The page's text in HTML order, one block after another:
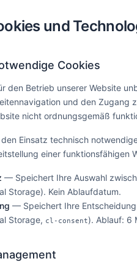
und
Cookies
den Betrieb unserer Website
und den Zugang
nicht ordnungsgemäß
Einsatz technisch
einer funktionsfähigen
— Speichert Ihre Auswahl
Storage). Kein Ablaufdatum.
— Speichert Ihre
Storage, cl-consent). Ablauf: 6